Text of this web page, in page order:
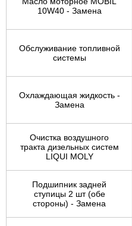
10W40 - Замена
Обслуживание топливной
системы
Охлаждающая жидкость -
Замена
Очистка воздушного
тракта дизельных систем
LIQUI MOLY
Подшипник задней
ступицы 2 шт (обе
стороны) - Замена